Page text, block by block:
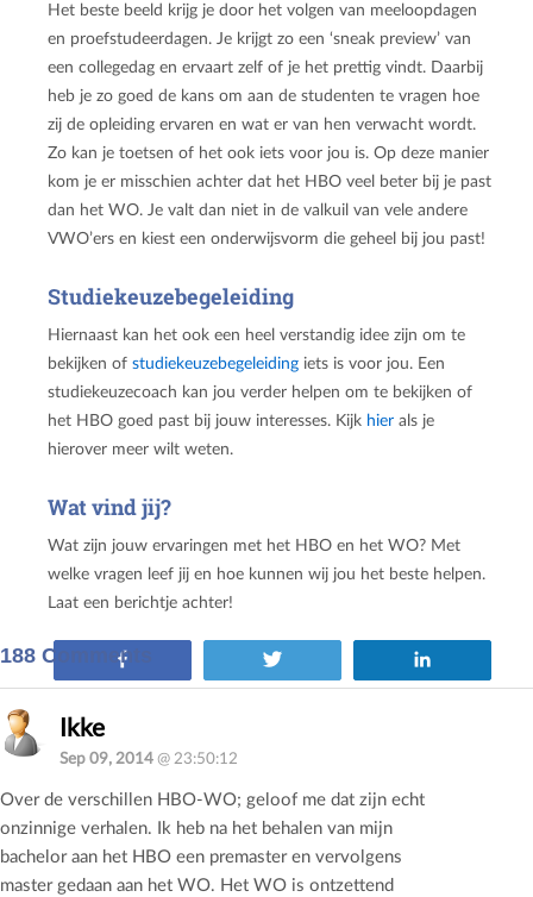
Het beste beeld krijg je door het volgen van meeloopdagen
en proefstudeerdagen. Je krijgt zo een ‘sneak preview’ van
een collegedag en ervaart zelf of je het prettig vindt. Daarbij
heb je zo goed de kans om aan de studenten te vragen hoe
zij de opleiding ervaren en wat er van hen verwacht wordt.
Zo kan je toetsen of het ook iets voor jou is. Op deze manier
kom je er misschien achter dat het HBO veel beter bij je past
dan het WO. Je valt dan niet in de valkuil van vele andere
VWO’ers en kiest een onderwijsvorm die geheel bij jou past!
Studiekeuzebegeleiding
Hiernaast kan het ook een heel verstandig idee zijn om te
bekijken of studiekeuzebegeleiding iets is voor jou. Een
studiekeuzecoach kan jou verder helpen om te bekijken of
het HBO goed past bij jouw interesses. Kijk hier als je
hierover meer wilt weten.
Wat vind jij?
Wat zijn jouw ervaringen met het HBO en het WO? Met
welke vragen leef jij en hoe kunnen wij jou het beste helpen.
Laat een berichtje achter!
188 Comments
Ikke
Sep 09, 2014@ 23:50:12
Over de verschillen HBO-WO; geloof me dat zijn echt
onzinnige verhalen. Ik heb na het behalen van mijn
bachelor aan het HBO een premaster en vervolgens
master gedaan aan het WO. Het WO is ontzettend